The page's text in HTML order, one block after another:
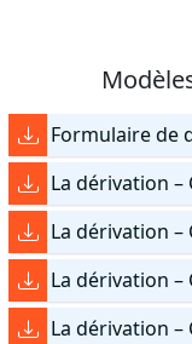
Formulaire de
La dérivation –
La dérivation –
La dérivation –
La dérivation –